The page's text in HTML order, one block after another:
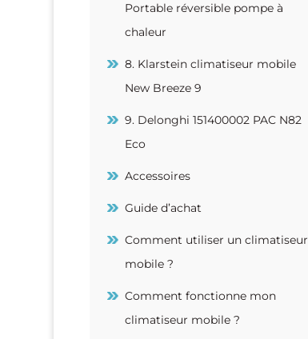
Portable réversible pompe à
chaleur
8. Klarstein climatiseur mobile
New Breeze 9
9. Delonghi 151400002 PAC N82
Eco
Accessoires
Guide d’achat
Comment utiliser un climatiseur
mobile ?
Comment fonctionne mon
climatiseur mobile ?